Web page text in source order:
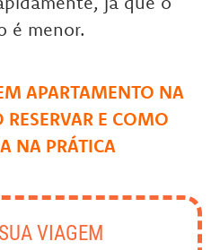
é menor.
APARTAMENTO NA
E COMO
NA PRÁTICA
VIAGEM